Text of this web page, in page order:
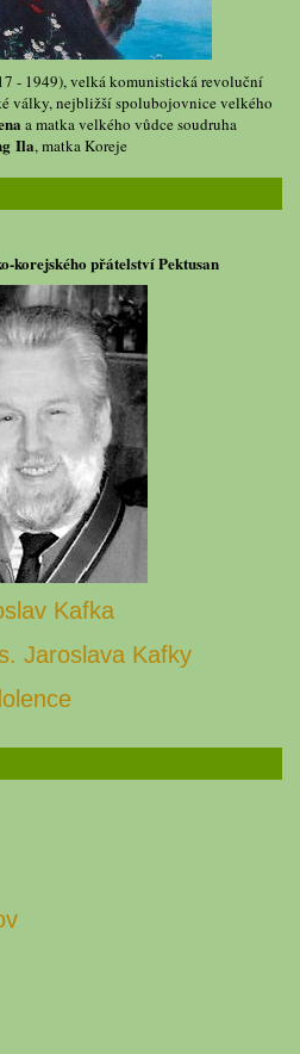
- 1949), velká komunistická revoluční
války, nejbližší spolubojovnice velkého
a matka velkého vůdce soudruha
Ila, matka Koreje
korejského přátelství Pektusan
Kafka
Jaroslava Kafky